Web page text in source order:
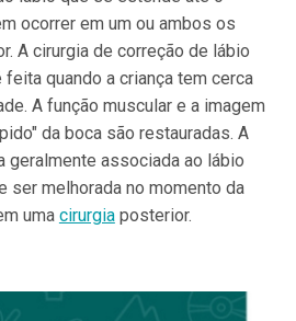
ocorrer em um ou ambos os
A cirurgia de correção de lábio
quando a criança tem cerca
A função muscular e a imagem
da boca são restauradas. A
geralmente associada ao lábio
ser melhorada no momento da
uma cirurgiaposterior.